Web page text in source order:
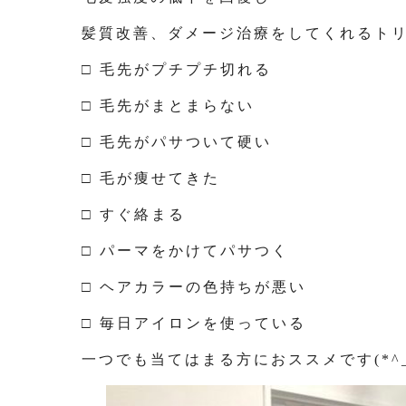
髪質改善、ダメージ治療をしてくれるト
□ 毛先がプチプチ切れる
□ 毛先がまとまらない
□ 毛先がパサついて硬い
□ 毛が痩せてきた
□ すぐ絡まる
□ パーマをかけてパサつく
□ ヘアカラーの色持ちが悪い
□ 毎日アイロンを使っている
一つでも当てはまる方におススメです